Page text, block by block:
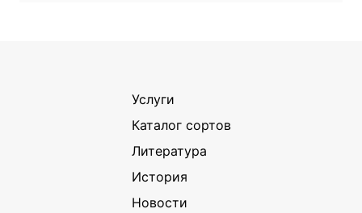
Услуги
Каталог сортов
Литература
История
Новости